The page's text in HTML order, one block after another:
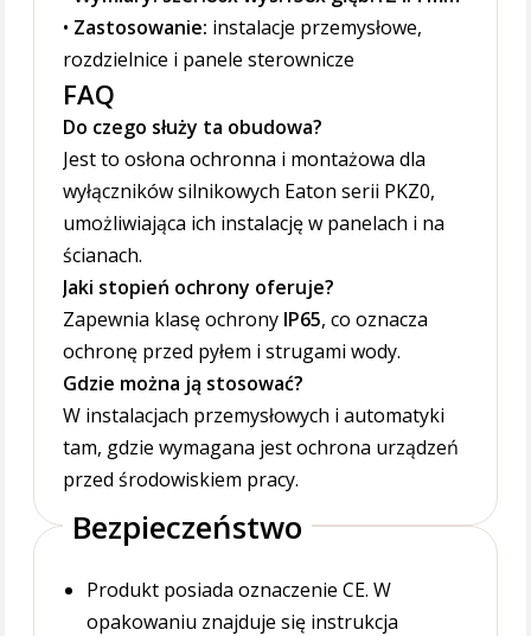
• Zastosowanie: instalacje przemysłowe,
rozdzielnice i panele sterownicze
FAQ
Do czego służy ta obudowa?
Jest to osłona ochronna i montażowa dla
wyłączników silnikowych Eaton serii PKZ0,
umożliwiająca ich instalację w panelach i na
ścianach.
Jaki stopień ochrony oferuje?
Zapewnia klasę ochrony IP65, co oznacza
ochronę przed pyłem i strugami wody.
Gdzie można ją stosować?
W instalacjach przemysłowych i automatyki
tam, gdzie wymagana jest ochrona urządzeń
przed środowiskiem pracy.
Bezpieczeństwo
Produkt posiada oznaczenie CE. W
opakowaniu znajduje się instrukcja